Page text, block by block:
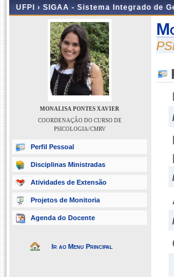
UFPI › SIGAA - Sistema Integrado de
MONALISA PONTES XAVIER
COORDENAÇÃO DO CURSO DE
PSICOLOGIA/CMRV
Perfil Pessoal
Disciplinas Ministradas
Atividades de Extensão
Projetos de Monitoria
Agenda do Docente
Ir ao Menu Principal